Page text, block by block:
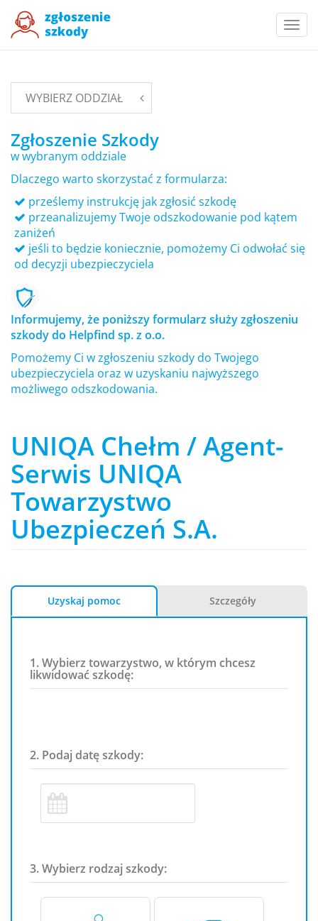
WYBIERZ ODDZIAŁ
Zgłoszenie Szkody
w wybranym oddziale
Dlaczego warto skorzystać z formularza:
prześlemy instrukcję jak zgłosić szkodę
przeanalizujemy Twoje odszkodowanie pod kątem
zaniżeń
jeśli to będzie koniecznie, pomożemy Ci odwołać się
od decyzji ubezpieczyciela
Informujemy, że poniższy formularz służy zgłoszeniu
szkody do Helpfind sp. z o.o.
Pomożemy Ci w zgłoszeniu szkody do Twojego
ubezpieczyciela oraz w uzyskaniu najwyższego
możliwego odszkodowania.
UNIQA Chełm / Agent-
Serwis UNIQA
Towarzystwo
Ubezpieczeń S.A.
Uzyskaj pomoc Szczegóły
1. Wybierz towarzystwo, w którym chcesz
likwidować szkodę:
2. Podaj datę szkody:
3. Wybierz rodzaj szkody: